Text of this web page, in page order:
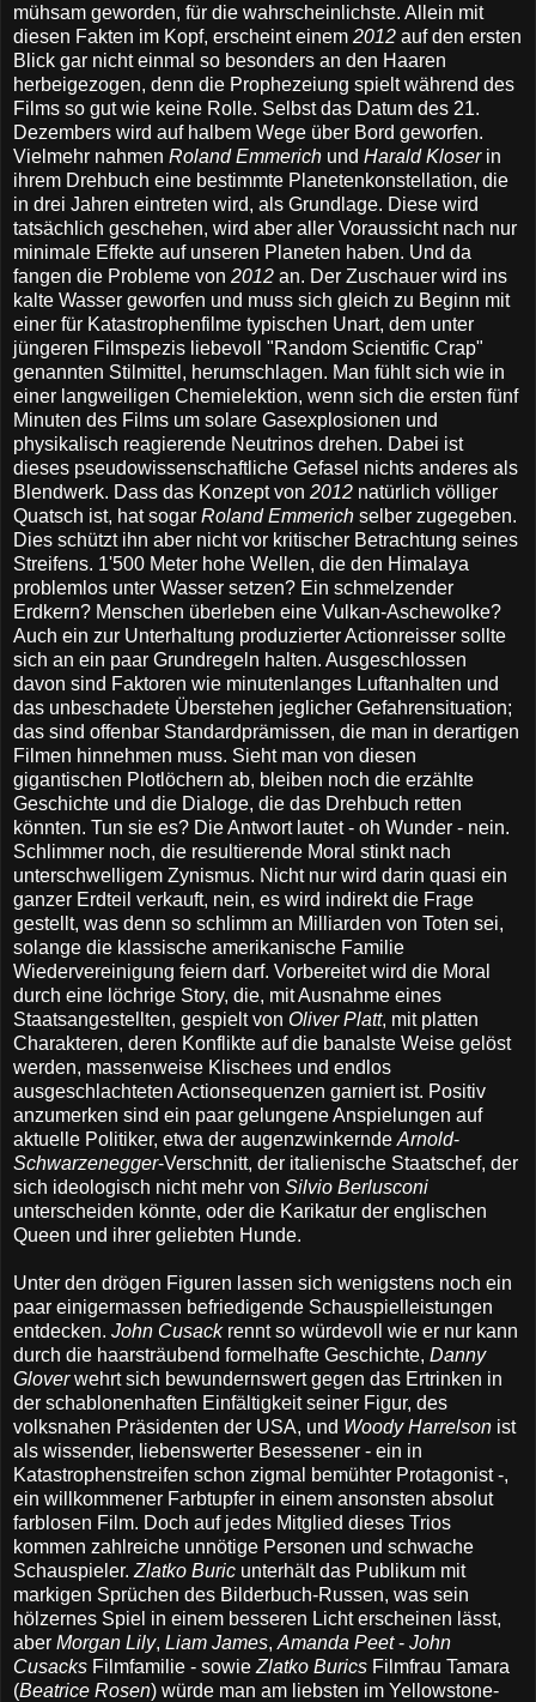
mühsam geworden, für die wahrscheinlichste. Allein mit
diesen Fakten im Kopf, erscheint einem 2012 auf den ersten
Blick gar nicht einmal so besonders an den Haaren
herbeigezogen, denn die Prophezeiung spielt während des
Films so gut wie keine Rolle. Selbst das Datum des 21.
Dezembers wird auf halbem Wege über Bord geworfen.
Vielmehr nahmen Roland Emmerich und Harald Kloserin
ihrem Drehbuch eine bestimmte Planetenkonstellation, die
in drei Jahren eintreten wird, als Grundlage. Diese wird
tatsächlich geschehen, wird aber aller Voraussicht nach nur
minimale Effekte auf unseren Planeten haben. Und da
fangen die Probleme von 2012 an. Der Zuschauer wird ins
kalte Wasser geworfen und muss sich gleich zu Beginn mit
einer für Katastrophenfilme typischen Unart, dem unter
jüngeren Filmspezis liebevoll "Random Scientific Crap"
genannten Stilmittel, herumschlagen. Man fühlt sich wie in
einer langweiligen Chemielektion, wenn sich die ersten fünf
Minuten des Films um solare Gasexplosionen und
physikalisch reagierende Neutrinos drehen. Dabei ist
dieses pseudowissenschaftliche Gefasel nichts anderes als
Blendwerk. Dass das Konzept von 2012 natürlich völliger
Quatsch ist, hat sogar Roland Emmerich selber zugegeben.
Dies schützt ihn aber nicht vor kritischer Betrachtung seines
Streifens. 1'500 Meter hohe Wellen, die den Himalaya
problemlos unter Wasser setzen? Ein schmelzender
Erdkern? Menschen überleben eine Vulkan-Aschewolke?
Auch ein zur Unterhaltung produzierter Actionreisser sollte
sich an ein paar Grundregeln halten. Ausgeschlossen
davon sind Faktoren wie minutenlanges Luftanhalten und
das unbeschadete Überstehen jeglicher Gefahrensituation;
das sind offenbar Standardprämissen, die man in derartigen
Filmen hinnehmen muss. Sieht man von diesen
gigantischen Plotlöchern ab, bleiben noch die erzählte
Geschichte und die Dialoge, die das Drehbuch retten
könnten. Tun sie es? Die Antwort lautet - oh Wunder - nein.
Schlimmer noch, die resultierende Moral stinkt nach
unterschwelligem Zynismus. Nicht nur wird darin quasi ein
ganzer Erdteil verkauft, nein, es wird indirekt die Frage
gestellt, was denn so schlimm an Milliarden von Toten sei,
solange die klassische amerikanische Familie
Wiedervereinigung feiern darf. Vorbereitet wird die Moral
durch eine löchrige Story, die, mit Ausnahme eines
Staatsangestellten, gespielt von Oliver Platt, mit platten
Charakteren, deren Konflikte auf die banalste Weise gelöst
werden, massenweise Klischees und endlos
ausgeschlachteten Actionsequenzen garniert ist. Positiv
anzumerken sind ein paar gelungene Anspielungen auf
aktuelle Politiker, etwa der augenzwinkernde Arnold-
Schwarzenegger-Verschnitt, der italienische Staatschef, der
sich ideologisch nicht mehr von Silvio Berlusconi
unterscheiden könnte, oder die Karikatur der englischen
Queen und ihrer geliebten Hunde.
Unter den drögen Figuren lassen sich wenigstens noch ein
paar einigermassen befriedigende Schauspielleistungen
entdecken. John Cusack rennt so würdevoll wie er nur kann
durch die haarsträubend formelhafte Geschichte, Danny
Gloverwehrt sich bewundernswert gegen das Ertrinken in
der schablonenhaften Einfältigkeit seiner Figur, des
volksnahen Präsidenten der USA, und Woody Harrelson ist
als wissender, liebenswerter Besessener - ein in
Katastrophenstreifen schon zigmal bemühter Protagonist -,
ein willkommener Farbtupfer in einem ansonsten absolut
farblosen Film. Doch auf jedes Mitglied dieses Trios
kommen zahlreiche unnötige Personen und schwache
Schauspieler. Zlatko Buric unterhält das Publikum mit
markigen Sprüchen des Bilderbuch-Russen, was sein
hölzernes Spiel in einem besseren Licht erscheinen lässt,
aber Morgan Lily, Liam James, Amanda Peet- John
Cusacks Filmfamilie - sowie Zlatko Burics Filmfrau Tamara
(Beatrice Rosen) würde man am liebsten im Yellowstone-